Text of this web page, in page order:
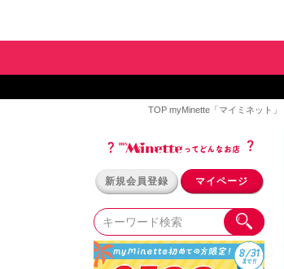
TOP myMinette「マイミネット」
新規会員登録 マイページ